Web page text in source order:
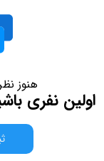
هنوز
اولین نفری